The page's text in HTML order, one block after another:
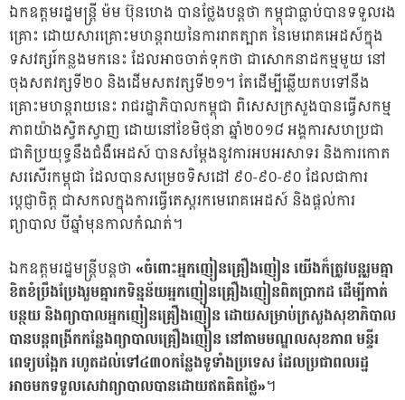
ឯកឧត្តមរដ្ឋមន្ដ្រី ម៉ម ប៊ុនហេង បានថ្លែងបន្ដថា កម្ពុជាធ្លាប់បានទទួលរង
គ្រោះ ដោយសារគ្រោះមហន្តរាយនៃការរាតត្បាត នៃមេរោគអេដស៍ក្នុង
ទសវត្សរ៍កន្លងមកនេះ ដែលអាចចាត់ទុកថា ជាសោកនាដកម្មមួយ នៅ
ចុងសតវត្សទី២០ និងដើមសតវត្សទី២១។ តែដើម្បីឆ្លើយតបទៅនឹង
គ្រោះមហន្តរាយនេះ រាជរដ្ឋាភិបាលកម្ពុជា ពិសេសក្រសួងបានធ្វើសកម្ម
ភាពយ៉ាងស្វិតស្វាញ ដោយនៅខែមិថុនា ឆ្នាំ២០១៨ អង្គការសហប្រជា
ជាតិប្រយុទ្ធនឹងជំងឺអេដស៍ បានសម្ដែងនូវការអបអរសាទរ និងការកោត
សរសើរកម្ពុជា ដែលបានសម្រេចទិសដៅ ៩០-៩០-៩០ ដែលជាការ
ប្ដេជ្ញាចិត្ដ ជាសកលក្នុងការធ្វើតេស្ដរកមេរោគអេដស៍ និងផ្ដល់ការ
ព្យាបាល បីឆ្នាំមុនកាលកំណត់។
ឯកឧត្តមរដ្ឋមន្ដ្រីបន្ដថា «ចំពោះអ្នកញៀនគ្រឿងញៀន យើងក៏ត្រូវបន្ដរួមគ្នា
ខិតខំប្រឹងប្រែងរួមគ្នារកទិន្នន័យអ្នកញៀនគ្រឿងញៀនពិតប្រាកដ ដើម្បីកាត់
បន្ថយ និងព្យាបាលអ្នកញៀនគ្រឿងញៀន ដោយ​សម្រាប់ក្រសួងសុខាភិបាល
បានបន្ដពង្រីកកន្លែងព្យាបាលគ្រឿងញៀន នៅតាមមណ្ឌលសុខភាព មន្ទីរ
ពេទ្យបង្អែក រហូតដល់ទៅ​៤៣០កន្លែងទូទាំងប្រទេស ដែលប្រជាពលរដ្ឋ​
អាចមកទទួលសេវាព្យាបាលបានដោយឥតគិតថ្លៃ»។